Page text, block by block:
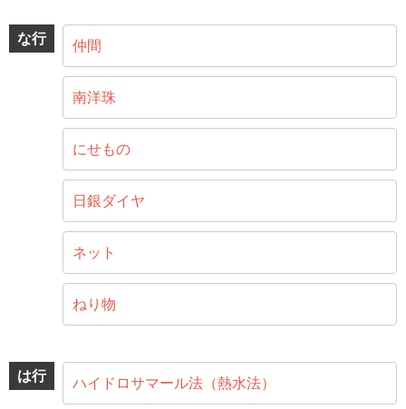
な行 仲間
南洋珠
にせもの
日銀ダイヤ
ネット
ねり物
は行 ハイドロサマール法（熱水法）